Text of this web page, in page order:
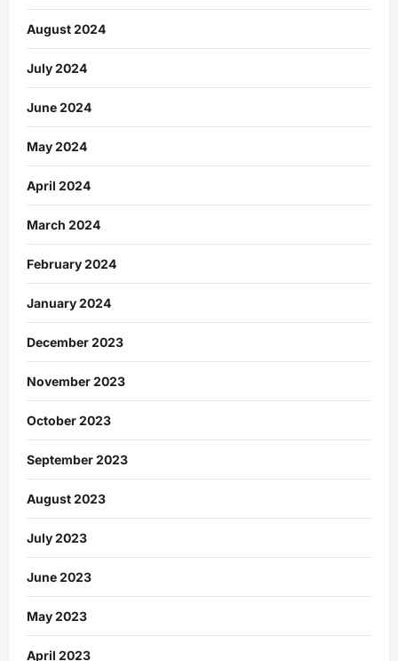
August 2024
July 2024
June 2024
May 2024
April 2024
March 2024
February 2024
January 2024
December 2023
November 2023
October 2023
September 2023
August 2023
July 2023
June 2023
May 2023
April 2023